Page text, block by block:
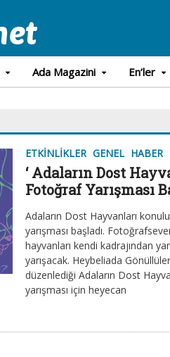
Ada Magazini En’ler
ETKINLIKLER GENEL HABER
‘ Adaların Dost
Fotoğraf Yarışması
Adaların Dost Hayvanları
yarışması başladı.
hayvanları kendi kadrajından
yarışacak. Heybeliada
düzenlediği Adaların Dost
yarışması için heyecan